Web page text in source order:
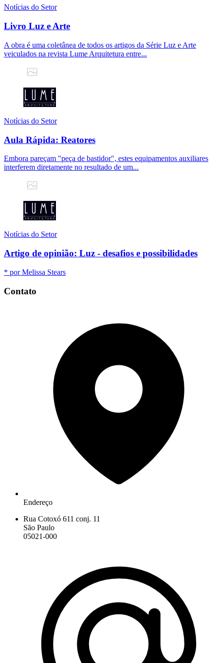
Notícias do Setor
Livro Luz e Arte
A obra é uma coletânea de todos os artigos da Série Luz e Arte
veiculados na revista Lume Arquitetura entre...
Notícias do Setor
Aula Rápida: Reatores
Embora pareçam "peça de bastidor", estes equipamentos auxiliares
interferem diretamente no resultado de um...
Notícias do Setor
Artigo de opinião: Luz - desafios e possibilidades
* por Melissa Stears
Contato
Endereço
Rua Cotoxó 611 conj. 11
São Paulo
05021-000